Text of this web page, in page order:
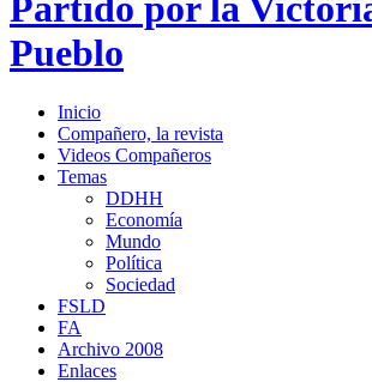
Partido por la
Pueblo
Inicio
Compañero, la revista
Videos Compañeros
Temas
DDHH
Economía
Mundo
Política
Sociedad
FSLD
FA
Archivo 2008
Enlaces